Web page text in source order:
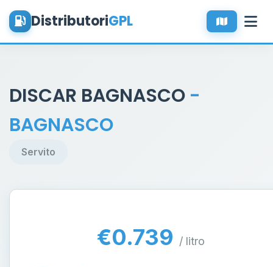
DistributoriGPL
DISCAR BAGNASCO -
BAGNASCO
Servito
€0.739 / litro